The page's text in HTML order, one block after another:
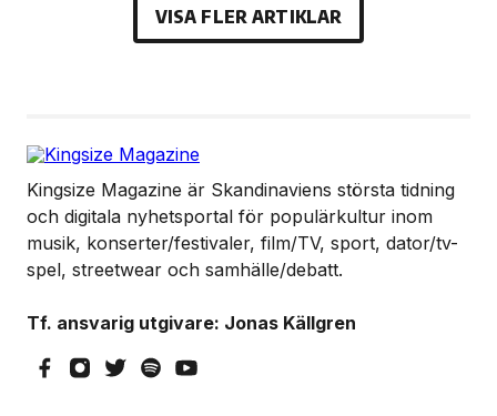
VISA FLER ARTIKLAR
Kingsize Magazine är Skandinaviens största tidning
och digitala nyhetsportal för populärkultur inom
musik, konserter/festivaler, film/TV, sport, dator/tv-
spel, streetwear och samhälle/debatt.
Tf. ansvarig utgivare: Jonas Källgren